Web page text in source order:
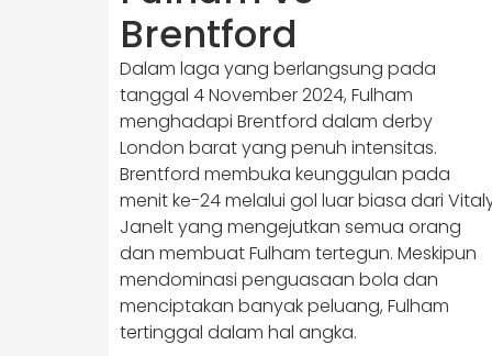
Brentford
Dalam laga yang berlangsung pada
tanggal 4 November 2024, Fulham
menghadapi Brentford dalam derby
London barat yang penuh intensitas.
Brentford membuka keunggulan pada
menit ke-24 melalui gol luar biasa dari
Janelt yang mengejutkan semua orang
dan membuat Fulham tertegun. Meskipun
mendominasi penguasaan bola dan
menciptakan banyak peluang, Fulham
tertinggal dalam hal angka.